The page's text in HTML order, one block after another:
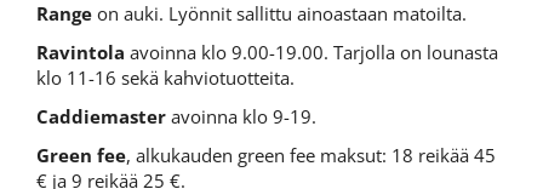
Range on auki. Lyönnit sallittu ainoastaan matoilta.
Ravintola avoinna klo 9.00-19.00. Tarjolla on lounasta
klo 11-16 sekä kahviotuotteita.
Caddiemaster avoinna klo 9-19.
Green fee, alkukauden green fee maksut: 18 reikää 45
€ ja 9 reikää 25 €.